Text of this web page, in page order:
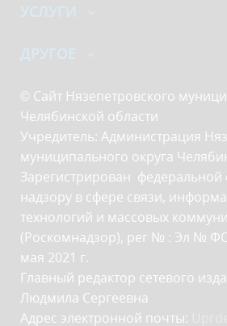
УСЛУГИ
ДРУГОЕ
© Сайт Нязепетровского
Челябинской области
Учредитель: Администрация
муниципального округа
Зарегистрирован федеральной
надзору в сфере связи,
технологий и массовых
(Роскомнадзор), рег № : Эл №
мая 2021 г.
Главный редактор сетевого
Людмила Сергеевна
Адрес электронной почты: